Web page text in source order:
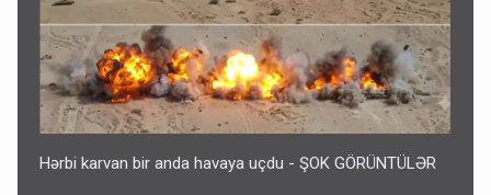
Hərbi karvan bir anda havaya uçdu - ŞOK GÖRÜNTÜLƏR